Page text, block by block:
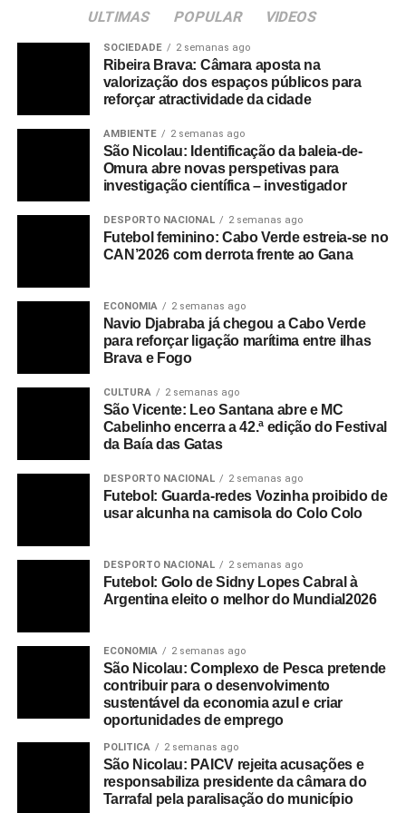
devido à crise pandémica, pelo que agora só trabalha de
até então, os envios aos habituais estabelecimentos
estão limitados por conta do “fraco movimento”.
As entrevistadas da Inforpress explicaram que os
negócios caseiros têm as suas vantagens e, não obstante
as dificuldades que por vezes enfrentam, é uma “óptima”
solução para garantir o sustento das famílias.
RELATED TOPICS: DESTAQUE
define habitação social como uma das áreas
“mais sensíveis” do município
Câmara Municipal Ribeira Brava dá inicio as
obras de construção da fossa séptica do
complexo “Casa para todos”
ULTIMAS POPULAR VIDEOS
SOCIEDADE 2 semanas ago
Ribeira Brava: Câmara aposta na
valorização dos espaços públicos para
reforçar atractividade da cidade
AMBIENTE 2 semanas ago
São Nicolau: Identificação da baleia-de-
Omura abre novas perspetivas para
investigação científica – investigador
DESPORTO NACIONAL 2 semanas ago
Futebol feminino: Cabo Verde estreia-se no
CAN’2026 com derrota frente ao Gana
ECONOMIA 2 semanas ago
Navio Djabraba já chegou a Cabo Verde
para reforçar ligação marítima entre ilhas
Brava e Fogo
CULTURA 2 semanas ago
São Vicente: Leo Santana abre e MC
Cabelinho encerra a 42.ª edição do Festival
da Baía das Gatas
DESPORTO NACIONAL 2 semanas ago
Futebol: Guarda-redes Vozinha proibido de
usar alcunha na camisola do Colo Colo
DESPORTO NACIONAL 2 semanas ago
Futebol: Golo de Sidny Lopes Cabral à
Argentina eleito o melhor do Mundial2026
ECONOMIA 2 semanas ago
São Nicolau: Complexo de Pesca pretende
contribuir para o desenvolvimento
sustentável da economia azul e criar
oportunidades de emprego
POLITICA 2 semanas ago
São Nicolau: PAICV rejeita acusações e
responsabiliza presidente da câmara do
Tarrafal pela paralisação do município